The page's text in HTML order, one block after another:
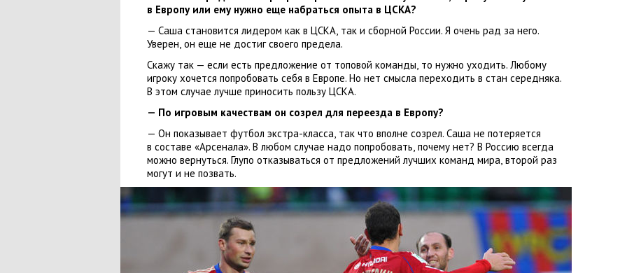
в Европу или ему нужно еще набраться опыта в ЦСКА?
— Саша становится лидером как в ЦСКА, так и сборной России. Я очень рад за него.
Уверен, он еще не достиг своего предела.
Скажу так — если есть предложение от топовой команды, то нужно уходить. Любому
игроку хочется попробовать себя в Европе. Но нет смысла переходить в стан середняка.
В этом случае лучше приносить пользу ЦСКА.
— По игровым качествам он созрел для переезда в Европу?
— Он показывает футбол экстра-класса, так что вполне созрел. Саша не потеряется
в составе «Арсенала». В любом случае надо попробовать, почему нет? В Россию всегда
можно вернуться. Глупо отказываться от предложений лучших команд мира, второй раз
могут и не позвать.